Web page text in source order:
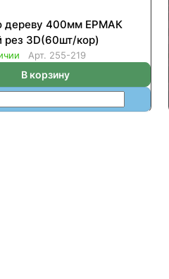
дереву 400мм ЕРМАК
рез 3D(60шт/кор)
Арт. 255-219
В корзину